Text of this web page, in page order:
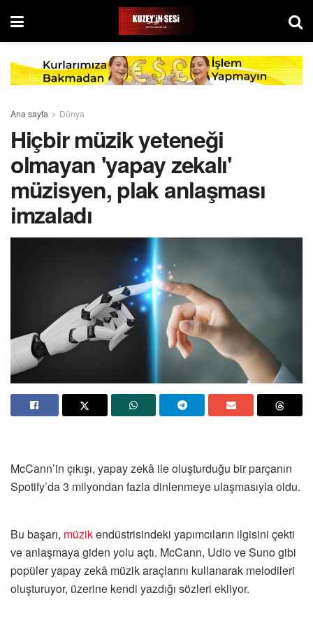
Ana sayfa Dünya
Hiçbir müzik yeteneği
olmayan 'yapay zekalı'
müzisyen, plak anlaşması
imzaladı
McCann’in çıkışı, yapay zekâ ile oluşturduğu bir parçanın
Spotify’da 3 milyondan fazla dinlenmeye ulaşmasıyla oldu.
Bu başarı, müzikendüstrisindeki yapımcıların ilgisini çekti
ve anlaşmaya giden yolu açtı. McCann, Udio ve Suno gibi
popüler yapay zekâ müzik araçlarını kullanarak melodileri
oluşturuyor, üzerine kendi yazdığı sözleri ekliyor.